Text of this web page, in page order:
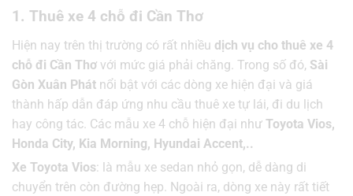
1. Thuê xe 4 chỗ đi Cần Thơ
Hiện nay trên thị trường có rất nhiều dịch vụ cho thuê xe 4
chỗ đi Cần Thơ với mức giá phải chăng. Trong số đó, Sài
Gòn Xuân Phát nổi bật với các dòng xe hiện đại và giá
thành hấp dẫn đáp ứng nhu cầu thuê xe tự lái, đi du lịch
hay công tác. Các mẫu xe 4 chỗ hiện đại như Toyota Vios,
Honda City, Kia Morning, Hyundai Accent,..
Xe Toyota Vios: là mẫu xe sedan nhỏ gọn, dễ dàng di
chuyển trên còn đường hẹp. Ngoài ra, dòng xe này rất tiết